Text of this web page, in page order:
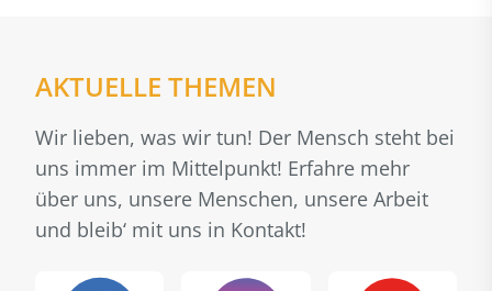
AKTUELLE THEMEN
Wir lieben, was wir tun! Der Mensch steht bei
uns immer im Mittelpunkt! Erfahre mehr
über uns, unsere Menschen, unsere Arbeit
und bleib‘ mit uns in Kontakt!